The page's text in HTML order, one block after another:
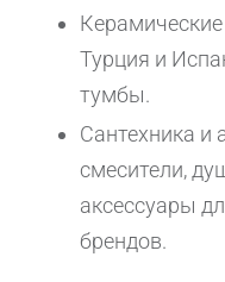
Турция и
тумбы.
Сантехника и
смесители,
аксессуары
брендов.